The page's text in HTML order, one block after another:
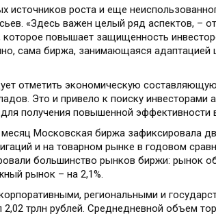
источников роста и еще
«Здесь важен целый ряд аспектов, –
которое повышает защищенность
сама биржа, занимающаяся адаптацией
отметить экономическую
Это и привело к поиску инвесторами
получения повышенной эффективности
Московская биржа зафиксировала
и на товарном рынке в годовом
большинство рынков биржи: рынок
рынок – на 2,1%.
региональными и
2,02 трлн рублей. Среднедневной объем